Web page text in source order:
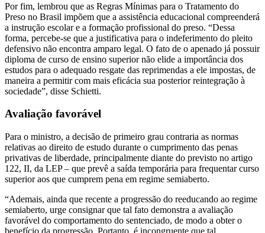
Por fim, lembrou que as Regras Mínimas para o Tratamento do
Preso no Brasil impõem que a assistência educacional compreenderá
a instrução escolar e a formação profissional do preso. “Dessa
forma, percebe-se que a justificativa para o indeferimento do pleito
defensivo não encontra amparo legal. O fato de o apenado já possuir
diploma de curso de ensino superior não elide a importância dos
estudos para o adequado resgate das reprimendas a ele impostas, de
maneira a permitir com mais eficácia sua posterior reintegração à
sociedade”, disse Schietti.
Avaliação favo​​​rável
Para o ministro, a decisão de primeiro grau contraria as normas
relativas ao direito de estudo durante o cumprimento das penas
privativas de liberdade, principalmente diante do previsto no artigo
122, II, da LEP – que prevê a saída temporária para frequentar curso
superior aos que cumprem pena em regime semiaberto.
“Ademais, ainda que recente a progressão do reeducando ao regime
semiaberto, urge consignar que tal fato demonstra a avaliação
favorável do comportamento do sentenciado, de modo a obter o
benefício da progressão. Portanto, é incongruente que tal